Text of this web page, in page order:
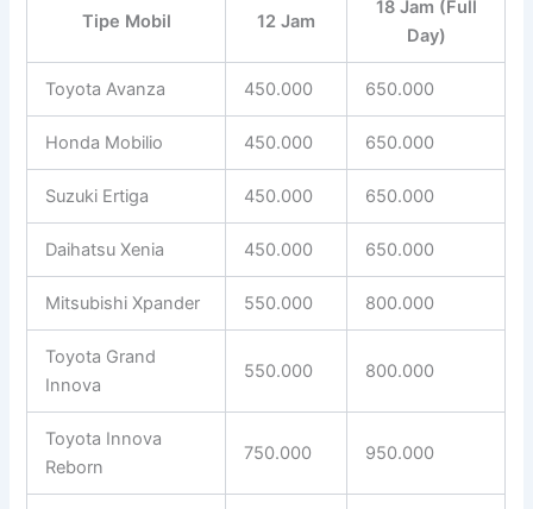
Tipe Mobil 12 Jam
18 Jam (Full
Day)
Toyota Avanza 450.000 650.000
Honda Mobilio 450.000 650.000
Suzuki Ertiga 450.000 650.000
Daihatsu Xenia 450.000 650.000
Mitsubishi Xpander 550.000 800.000
Toyota Grand
Innova
550.000 800.000
Toyota Innova
Reborn
750.000 950.000